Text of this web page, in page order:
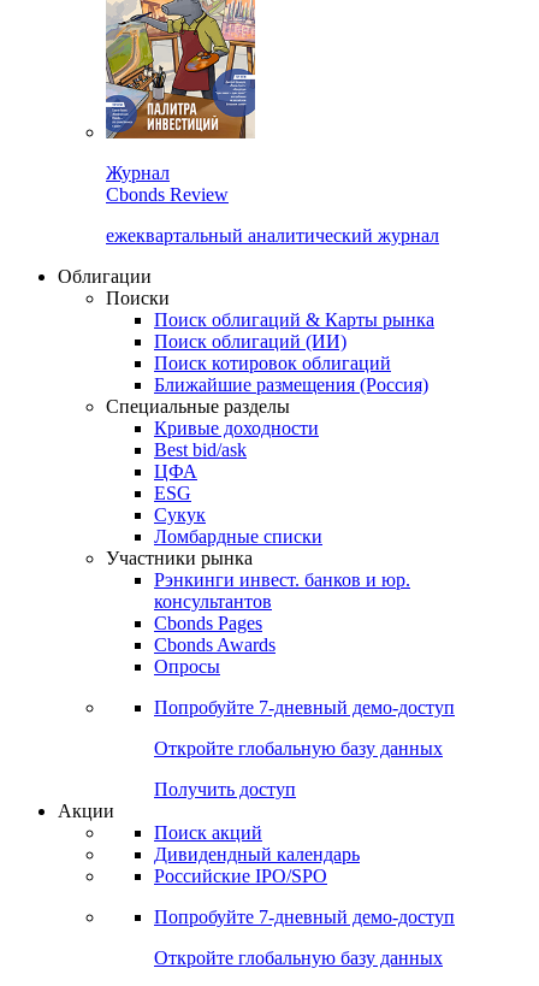
Журнал
Cbonds Review
ежеквартальный аналитический журнал
Облигации
Поиски
Поиск облигаций & Карты рынка
Поиск облигаций (ИИ)
Поиск котировок облигаций
Ближайшие размещения (Россия)
Специальные разделы
Кривые доходности
Best bid/ask
ЦФА
ESG
Сукук
Ломбардные списки
Участники рынка
Рэнкинги инвест. банков и юр.
консультантов
Cbonds Pages
Cbonds Awards
Опросы
Попробуйте 7-дневный демо-доступ
Откройте глобальную базу данных
Получить доступ
Акции
Поиск акций
Дивидендный календарь
Российские IPO/SPO
Попробуйте 7-дневный демо-доступ
Откройте глобальную базу данных